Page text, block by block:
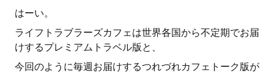
はーい。
ライフトラブラーズカフェは世界各国から不定期でお届
けするプレミアムトラベル版と、
今回のように毎週お届けするつれづれカフェトーク版が